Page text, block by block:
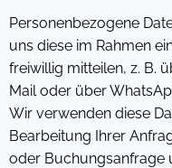
Personenbezogene
uns diese im Rahmen
freiwillig mitteilen, z. B.
Mail oder über
Wir verwenden diese
Bearbeitung Ihrer
oder Buchungsanfrage